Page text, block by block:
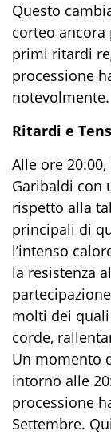
Questo
corteo
primi ritardi
processione
notevolmente.
Ritardi e
Alle ore
Garibaldi con
rispetto alla
principali di
l’intenso
la resistenza
molti dei
corde,
Un momento
intorno alle
processione
Settembre.